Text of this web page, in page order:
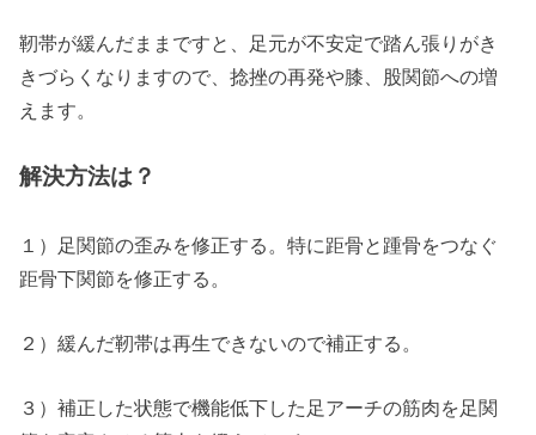
靭帯が緩んだままですと、足元が不安定で踏ん張りがき
きづらくなりますので、捻挫の再発や膝、股関節への増
えます。
解決方法は？
１）足関節の歪みを修正する。特に距骨と踵骨をつなぐ
距骨下関節を修正する。
２）緩んだ靭帯は再生できないので補正する。
３）補正した状態で機能低下した足アーチの筋肉を足関